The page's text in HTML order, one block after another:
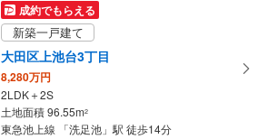
成約でもらえる
新築一戸建て
大田区上池台3丁目
8,280万円
2LDK＋2S
土地面積 96.55m2
東急池上線 「洗足池」駅 徒歩14分